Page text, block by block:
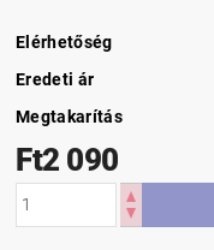
Elérhetőség
Eredeti ár
Megtakarítás
Ft2 090